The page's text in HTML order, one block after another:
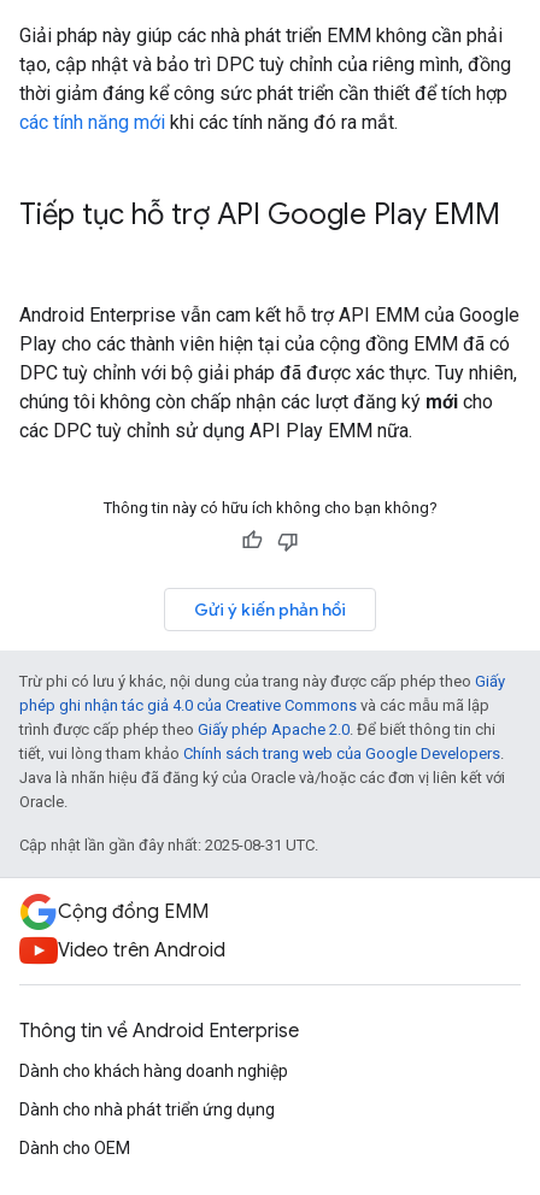
Giải pháp này giúp các nhà phát triển EMM không cần phải
tạo, cập nhật và bảo trì DPC tuỳ chỉnh của riêng mình, đồng
thời giảm đáng kể công sức phát triển cần thiết để tích hợp
các tính năng mới khi các tính năng đó ra mắt.
Tiếp tục hỗ trợ API Google Play EMM
Android Enterprise vẫn cam kết hỗ trợ API EMM của Google
Play cho các thành viên hiện tại của cộng đồng EMM đã có
DPC tuỳ chỉnh với bộ giải pháp đã được xác thực. Tuy nhiên,
chúng tôi không còn chấp nhận các lượt đăng ký mới cho
các DPC tuỳ chỉnh sử dụng API Play EMM nữa.
Thông tin này có hữu ích không cho bạn không?
Gửi ý kiến phản hồi
Trừ phi có lưu ý khác, nội dung của trang này được cấp phép theo Giấy
phép ghi nhận tác giả 4.0 của Creative Commons và các mẫu mã lập
trình được cấp phép theo Giấy phép Apache 2.0. Để biết thông tin chi
tiết, vui lòng tham khảo Chính sách trang web của Google Developers.
Java là nhãn hiệu đã đăng ký của Oracle và/hoặc các đơn vị liên kết với
Oracle.
Cập nhật lần gần đây nhất: 2025-08-31 UTC.
Cộng đồng EMM
Video trên Android
Thông tin về Android Enterprise
Dành cho khách hàng doanh nghiệp
Dành cho nhà phát triển ứng dụng
Dành cho OEM